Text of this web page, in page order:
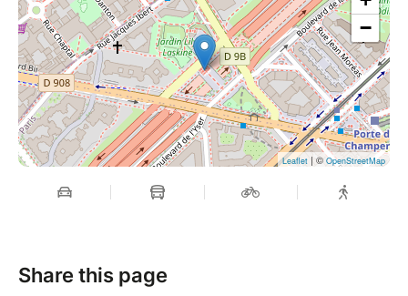
−
Leaflet | © OpenStreetMap
Share this page